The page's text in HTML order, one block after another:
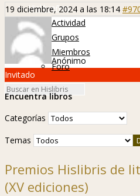
Hislibreños
Actividad
Grupos
Miembros
Foro
19 diciembre, 2024 a las 18:14
Anónimo
Invitado
Encuentra libros
Categorías
Temas
Premios Hislibris de
(XV ediciones)